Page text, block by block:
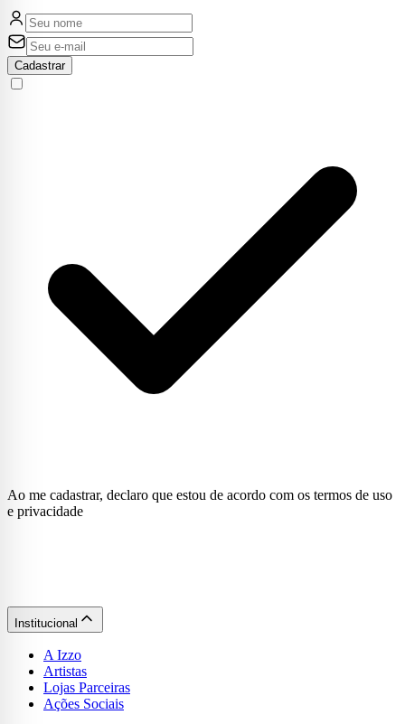
Cadastrar
Ao me cadastrar, declaro que estou de acordo com os termos de uso
e privacidade
Institucional
A Izzo
Artistas
Lojas Parceiras
Ações Sociais